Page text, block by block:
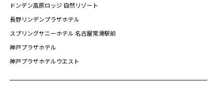
ドンデン高原ロッジ 自然リゾート
長野リンデンプラザホテル
スプリングサニーホテル 名古屋常滑駅前
神戸プラザホテル
神戸プラザホテルウエスト